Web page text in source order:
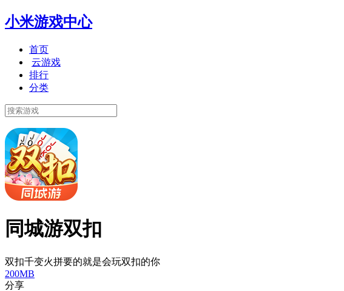
小米游戏中心
首页
云游戏
排行
分类
同城游双扣
双扣千变火拼要的就是会玩双扣的你
200MB
分享